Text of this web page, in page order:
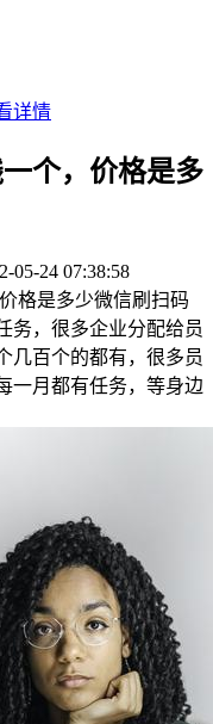
详情
个，价格是多
05-24 07:38:58
格是多少微信刷扫码
务，很多企业分配给员
几百个的都有，很多员
一月都有任务，等身边